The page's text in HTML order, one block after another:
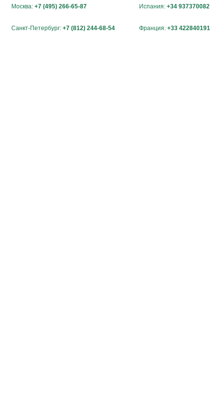
Москва: +7 (495) 266-65-87 Испания: +34 937370082
Санкт-Петербург: +7 (812) 244-68-54 Франция: +33 422840191